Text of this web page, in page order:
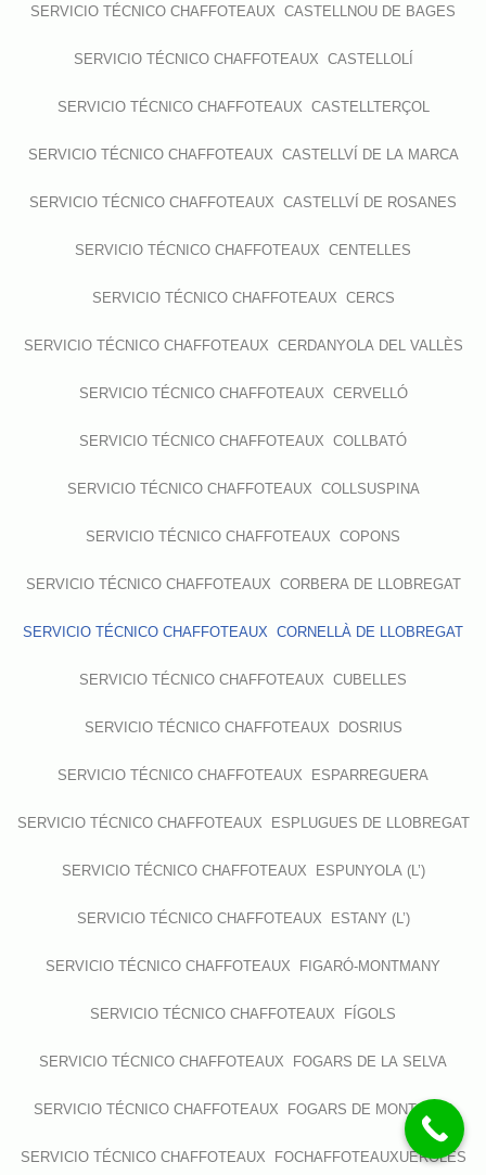
SERVICIO TÉCNICO CHAFFOTEAUX CASTELLNOU DE BAGES
SERVICIO TÉCNICO CHAFFOTEAUX CASTELLOLÍ
SERVICIO TÉCNICO CHAFFOTEAUX CASTELLTERÇOL
SERVICIO TÉCNICO CHAFFOTEAUX CASTELLVÍ DE LA MARCA
SERVICIO TÉCNICO CHAFFOTEAUX CASTELLVÍ DE ROSANES
SERVICIO TÉCNICO CHAFFOTEAUX CENTELLES
SERVICIO TÉCNICO CHAFFOTEAUX CERCS
SERVICIO TÉCNICO CHAFFOTEAUX CERDANYOLA DEL VALLÈS
SERVICIO TÉCNICO CHAFFOTEAUX CERVELLÓ
SERVICIO TÉCNICO CHAFFOTEAUX COLLBATÓ
SERVICIO TÉCNICO CHAFFOTEAUX COLLSUSPINA
SERVICIO TÉCNICO CHAFFOTEAUX COPONS
SERVICIO TÉCNICO CHAFFOTEAUX CORBERA DE LLOBREGAT
SERVICIO TÉCNICO CHAFFOTEAUX CORNELLÀ DE LLOBREGAT
SERVICIO TÉCNICO CHAFFOTEAUX CUBELLES
SERVICIO TÉCNICO CHAFFOTEAUX DOSRIUS
SERVICIO TÉCNICO CHAFFOTEAUX ESPARREGUERA
SERVICIO TÉCNICO CHAFFOTEAUX ESPLUGUES DE LLOBREGAT
SERVICIO TÉCNICO CHAFFOTEAUX ESPUNYOLA (L’)
SERVICIO TÉCNICO CHAFFOTEAUX ESTANY (L’)
SERVICIO TÉCNICO CHAFFOTEAUX FIGARÓ-MONTMANY
SERVICIO TÉCNICO CHAFFOTEAUX FÍGOLS
SERVICIO TÉCNICO CHAFFOTEAUX FOGARS DE LA SELVA
SERVICIO TÉCNICO CHAFFOTEAUX FOGARS DE MONTCLÚS
SERVICIO TÉCNICO CHAFFOTEAUX FOCHAFFOTEAUXUEROLES